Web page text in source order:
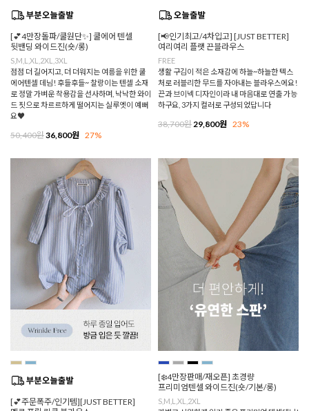
[💕4만장돌파/쿨원단✨] 쿨에어 텐셀
뒷밴딩 와이드진(숏/롱)
S,M,L,XL,2XL,3XL
점점 더 길어지고, 더 더워지는 여름을 위한 쿨
에어텐셀 데님! 후들후들~ 찰랑이는 텐셀 소재
로 정말 가벼운 착용감을 선사하며, 낙낙한 와이
드 핏으로 차르르하게 떨어지는 실루엣이 예뻐
요♥
50,400원36,800원 27%
[📢인기최고/4차입고] [JUST BETTER]
여리여리 플랫 끈블라우스
FREE
생활 구김이 적은 소재감에 하늘~하늘한 텍스
처로 러블리한 무드를 자아내는 블라우스에요!
끈과 브이넥 디자인이라 내 마음대로 연출 가능
하구요, 3가지 컬러로 구성되었답니다
38,700원 29,800원 23%
[💕주문폭주/인기템][JUST BETTER]
[❄️4만장판매/재오픈] 초경량
프리미엄텐셀 와이드진(숏/기본/롱)
S,M,L,XL,2XL